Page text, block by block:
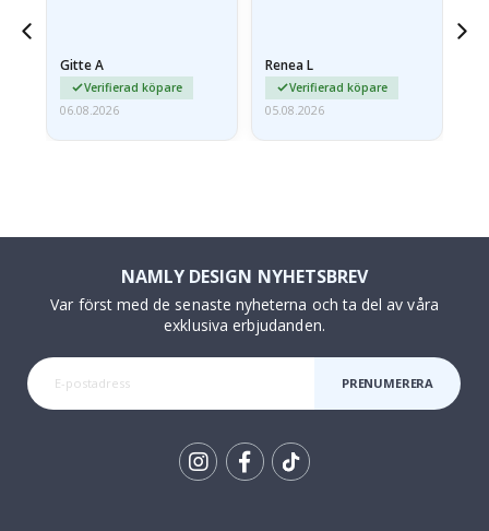
Gitte A
Verifierad köpare
06.08.2026
Renea L
Verifierad köpare
05.08.2026
NAMLY DESIGN NYHETSBREV
Var först med de senaste nyheterna och ta del av våra
exklusiva erbjudanden.
PRENUMERERA